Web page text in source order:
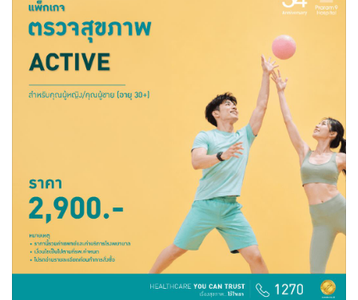
ท่องเที่ยว
กีฬา
ต่างประเทศ
Special Scoop
อาชญากรรม
Motoring
เกม
วิทยาศาสตร์